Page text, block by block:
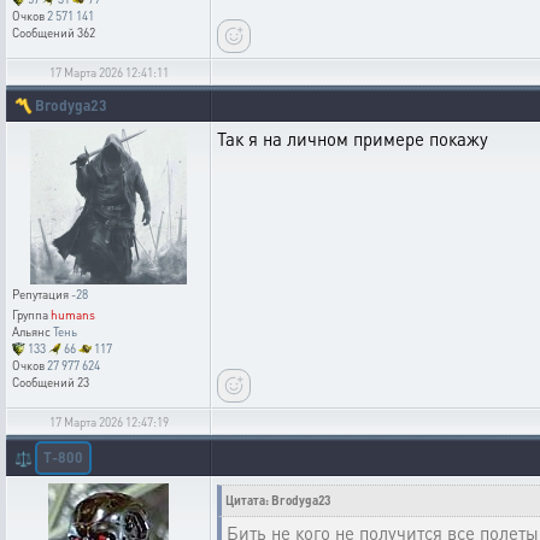
Очков2 571 141
Сообщений 362
17 Марта 2026 12:41:11
〽️ Brodyga23
Репутация-28
Группаhumans
АльянсТень
133
66
117
Очков27 977 624
Сообщений 23
Так я на личном примере покажу
17 Марта 2026 12:47:19
⚖️ T-800
Цитата: Brodyga23
Бить не кого не получится все